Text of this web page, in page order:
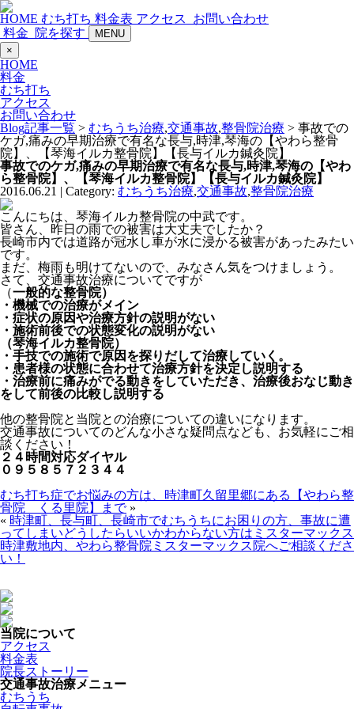
HOME むち打ち 料金表 アクセス
お問い合わせ
料金
院を探す
MENU
×
HOME
料金
むち打ち
アクセス
お問い合わせ
Blog記事一覧 > むちうち治療,交通事故,整骨院治療 > 事故での
ケガ,痛みの早期治療で有名な長与,時津,琴海の【やわら整骨
院】、【琴海イルカ整骨院】【長与イルカ鍼灸院】
事故でのケガ,痛みの早期治療で有名な長与,時津,琴海の【やわ
ら整骨院】、【琴海イルカ整骨院】【長与イルカ鍼灸院】
2016.06.21 | Category: むちうち治療,交通事故,整骨院治療
こんにちは、琴海イルカ整骨院の中武です。
皆さん、昨日の雨での被害は大丈夫でしたか？
長崎市内では道路が冠水し車が水に浸かる被害があったみたい
です。
まだ、梅雨も明けてないので、みなさん気をつけましょう。
さて、交通事故治療についてですが
（一般的な整骨院）
・機械での治療がメイン
・症状の原因や治療方針の説明がない
・施術前後での状態変化の説明がない
（琴海イルカ整骨院）
・手技での施術で原因を探りだして治療していく。
・患者様の状態に合わせて治療方針を決定し説明する
・治療前に痛みがでる動きをしていただき、治療後おなじ動き
をして前後の比較し説明する
他の整骨院と当院との治療についての違いになります。
交通事故についてのどんな小さな疑問点なども、お気軽にご相
談ください！
２４時間対応ダイヤル
０９５８５７２３４４
むち打ち症でお悩みの方は、時津町久留里郷にある【やわら整
骨院 くる里院】まで»
« 時津町、長与町、長崎市でむちうちにお困りの方、事故に遭
ってしまいどうしたらいいかわからない方はミスターマックス
時津敷地内、やわら整骨院ミスターマックス院へご相談くださ
い！
当院について
アクセス
料金表
院長ストーリー
交通事故治療メニュー
むちうち